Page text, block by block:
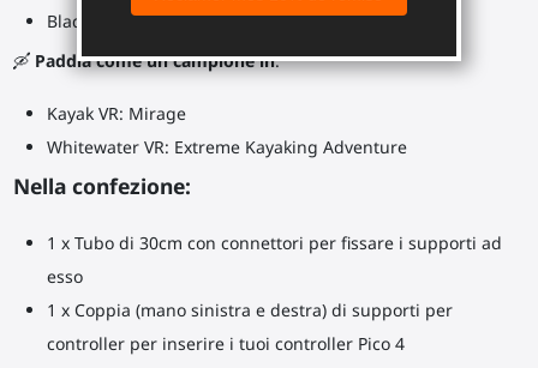
Blade and Sorcery
🛶 Paddla come un campione in:
Kayak VR: Mirage
Whitewater VR: Extreme Kayaking Adventure
Nella confezione:
1 x Tubo di 30cm con connettori per fissare i supporti ad
esso
1 x Coppia (mano sinistra e destra) di supporti per
controller per inserire i tuoi controller Pico 4